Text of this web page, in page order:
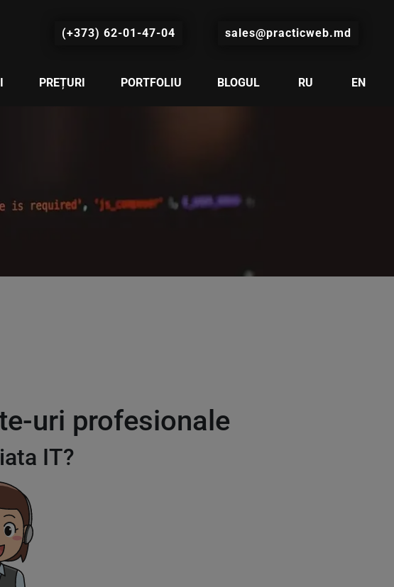
sales@practicweb.md
(+373) 62-01-47-04
PREȚURI PORTFOLIU BLOGUL RU EN
uri profesionale
IT?